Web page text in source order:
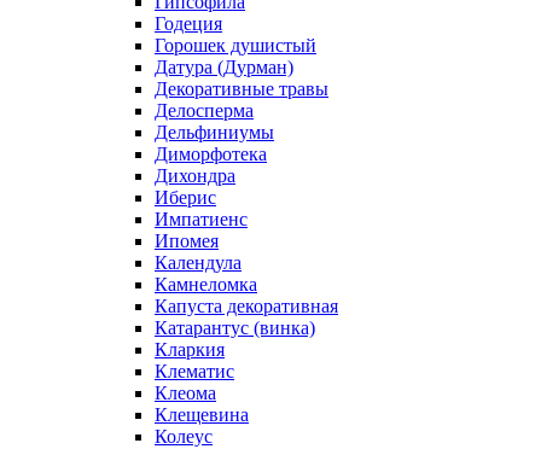
Годеция
Горошек душистый
Датура (Дурман)
Декоративные травы
Делосперма
Дельфиниумы
Диморфотека
Дихондра
Иберис
Импатиенс
Ипомея
Календула
Камнеломка
Капуста декоративная
Катарантус (винка)
Кларкия
Клематис
Клеома
Клещевина
Колеус